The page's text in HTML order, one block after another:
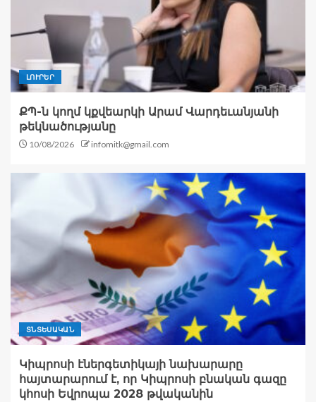
ԼՈՒՐԵՐ
ՔՊ-ն կողմ կքվեարկի Արամ Վարդեւանյանի
թեկնածությանը
10/08/2026 infomitk@gmail.com
ՏՆՏԵՍԱԿԱՆ
Կիպրոսի էներգետիկայի նախարարը
հայտարարում է, որ Կիպրոսի բնական գազը
կհոսի Եվրոպա 2028 թվականին